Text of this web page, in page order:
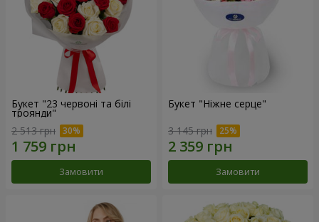
Букет "23 червоні та білі
троянди"
2 513 грн
Замовити
Букет "Ніжне серце"
3 145 грн
Замовити